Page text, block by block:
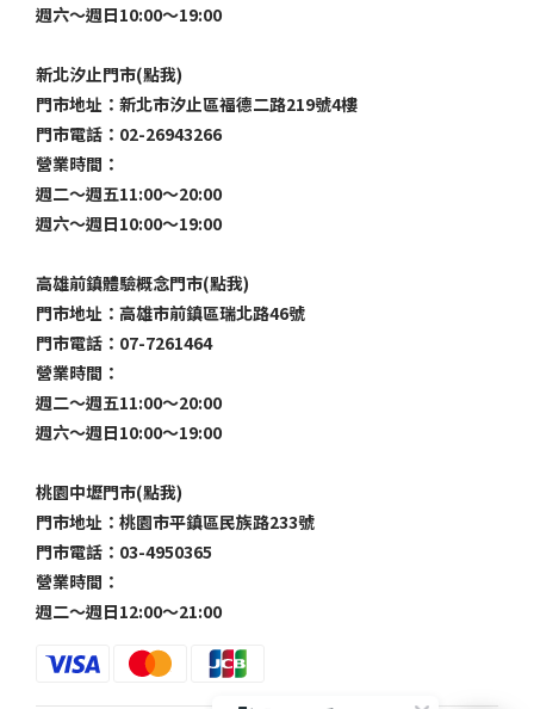
週六～週日10:00～19:00
新北汐止門市(點我)
門市地址：新北市汐止區福德二路219號4樓
門市電話：02-26943266
營業時間：
週二～週五11:00～20:00
週六～週日10:00～19:00
高雄前鎮體驗概念門市(點我)
門市地址：高雄市前鎮區瑞北路46號
門市電話：07-7261464
營業時間：
週二～週五11:00～20:00
週六～週日10:00～19:00
桃園中壢門市(點我)
門市地址：桃園市平鎮區民族路233號
門市電話：03-4950365
營業時間：
週二～週日12:00～21:00